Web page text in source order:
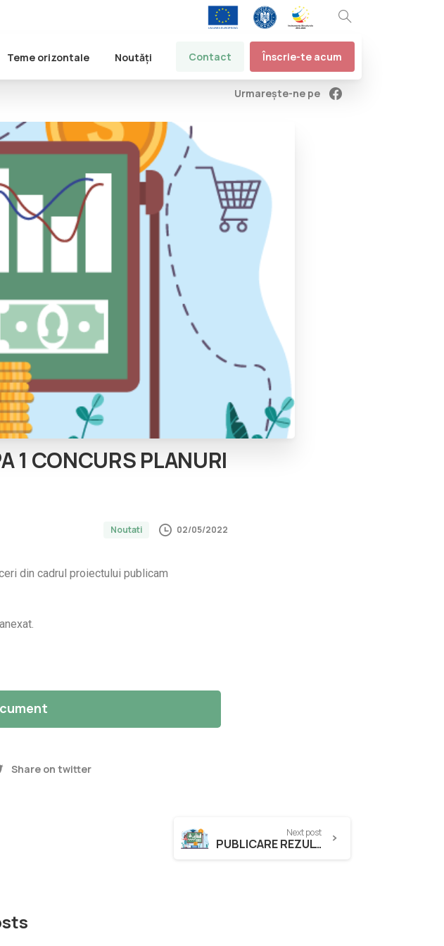
Teme orizontale Noutăți Contact Înscrie-te acum
Urmarește-ne pe
1 CONCURSPLANURI
Noutati 02/05/2022
din cadrul proiectului publicam
Share on twitter
Next post
PUBLICARE REZULTATE ETAPA 1 CONCURS PLANURI DE AFACERI